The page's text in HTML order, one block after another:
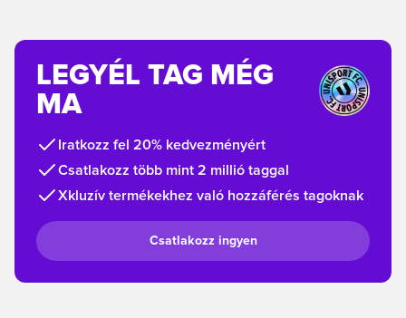
LEGYÉL TAG MÉG
MA
Iratkozz fel 20% kedvezményért
Csatlakozz több mint 2 millió taggal
Xkluzív termékekhez való hozzáférés tagoknak
Csatlakozz ingyen